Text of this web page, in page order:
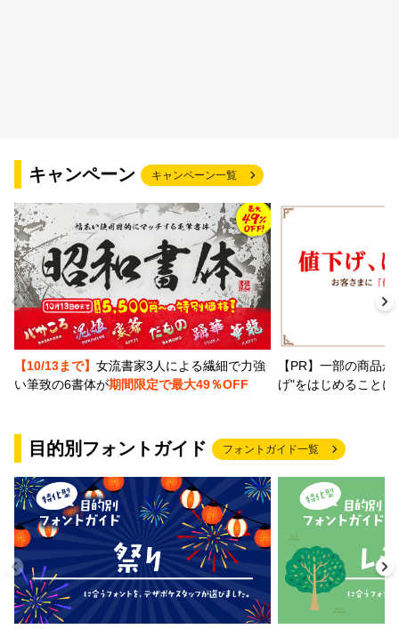
文字種類
価格帯
〜
リセット
キャンペーン キャンペーン一覧
【10/13まで】 女流書家3人による繊細で力強
い筆致の6書体が期間限定で最大49％OFF
【PR】一部の商品
げ"をはじめること
目的別フォントガイド フォントガイド一覧